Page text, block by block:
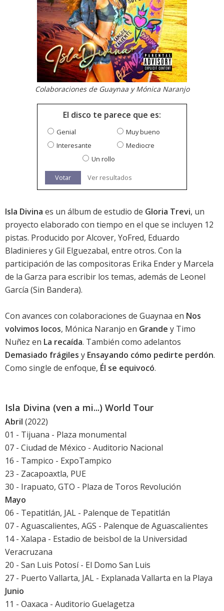
Colaboraciones de Guaynaa y Mónica Naranjo
El disco te parece que es:
Genial
Muy bueno
Interesante
Mediocre
Un rollo
Votar Ver resultados
Isla Divina es un álbum de estudio de Gloria Trevi, un
proyecto elaborado con tiempo en el que se incluyen 12
pistas. Producido por Alcover, YoFred, Eduardo
Bladinieres y Gil Elguezabal, entre otros. Con la
participación de las compositoras Erika Ender y Marcela
de la Garza para escribir los temas, además de Leonel
García (Sin Bandera).
Con avances con colaboraciones de Guaynaa en Nos
volvimos locos, Mónica Naranjo en Grande y Timo
Nuñez en La recaída. También como adelantos
Demasiado frágiles y Ensayando cómo pedirte perdón.
Como single de enfoque, Él se equivocó.
Isla Divina (ven a mi...) World Tour
Abril (2022)
01 - Tijuana - Plaza monumental
07 - Ciudad de México - Auditorio Nacional
16 - Tampico - ExpoTampico
23 - Zacapoaxtla, PUE
30 - Irapuato, GTO - Plaza de Toros Revolución
Mayo
06 - Tepatitlán, JAL - Palenque de Tepatitlán
07 - Aguascalientes, AGS - Palenque de Aguascalientes
14 - Xalapa - Estadio de beisbol de la Universidad
Veracruzana
20 - San Luis Potosí - El Domo San Luis
27 - Puerto Vallarta, JAL - Explanada Vallarta en la Playa
Junio
11 - Oaxaca - Auditorio Guelagetza